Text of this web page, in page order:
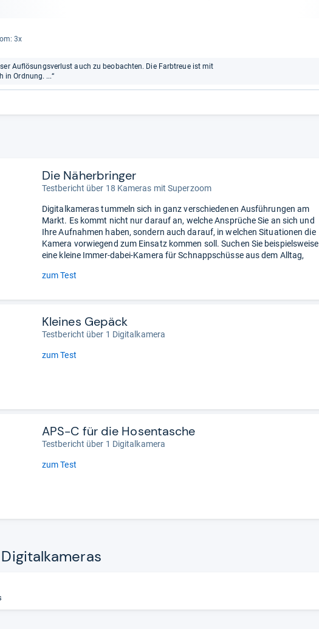
3x
Auflösungsverlust auch zu beobachten. Die Farbtreue ist mit
in Ordnung. ...“
Die Näherbringer
Testbericht über 18 Kameras mit Superzoom
Digitalkameras tummeln sich in ganz verschiedenen Ausführungen am
Markt. Es kommt nicht nur darauf an, welche Ansprüche Sie an sich und
Ihre Aufnahmen haben, sondern auch darauf, in welchen Situationen die
Kamera vorwiegend zum Einsatz kommen soll. Suchen Sie beispielsweise
eine kleine Immer-dabei-Kamera für Schnappschüsse aus dem Alltag,
zum Test
Kleines Gepäck
Testbericht über 1 Digitalkamera
zum Test
APS-C für die Hosentasche
Testbericht über 1 Digitalkamera
zum Test